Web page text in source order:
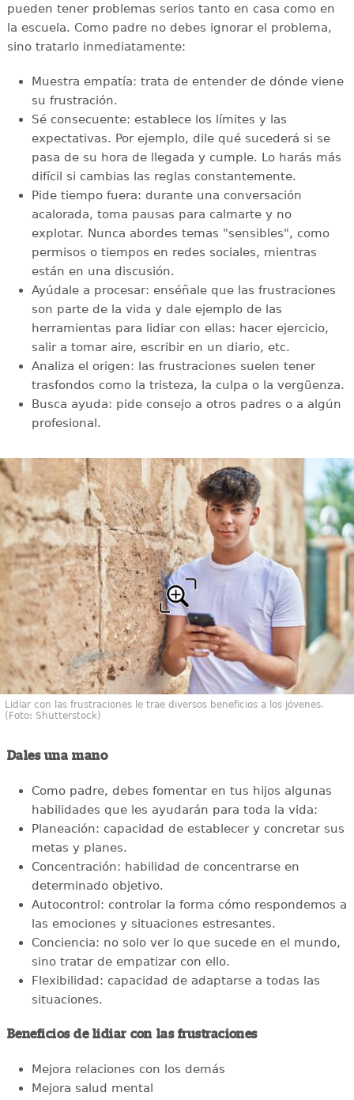
pueden tener problemas serios tanto en casa como en
la escuela. Como padre no debes ignorar el problema,
sino tratarlo inmediatamente:
Muestra empatía: trata de entender de dónde viene
su frustración.
Sé consecuente: establece los límites y las
expectativas. Por ejemplo, dile qué sucederá si se
pasa de su hora de llegada y cumple. Lo harás más
difícil si cambias las reglas constantemente.
Pide tiempo fuera: durante una conversación
acalorada, toma pausas para calmarte y no
explotar. Nunca abordes temas "sensibles", como
permisos o tiempos en redes sociales, mientras
están en una discusión.
Ayúdale a procesar: enséñale que las frustraciones
son parte de la vida y dale ejemplo de las
herramientas para lidiar con ellas: hacer ejercicio,
salir a tomar aire, escribir en un diario, etc.
Analiza el origen: las frustraciones suelen tener
trasfondos como la tristeza, la culpa o la vergüenza.
Busca ayuda: pide consejo a otros padres o a algún
profesional.
Lidiar con las frustraciones le trae diversos beneficios a los jóvenes.
(Foto: Shutterstock)
Dales una mano
Como padre, debes fomentar en tus hijos algunas
habilidades que les ayudarán para toda la vida:
Planeación: capacidad de establecer y concretar sus
metas y planes.
Concentración: habilidad de concentrarse en
determinado objetivo.
Autocontrol: controlar la forma cómo respondemos a
las emociones y situaciones estresantes.
Conciencia: no solo ver lo que sucede en el mundo,
sino tratar de empatizar con ello.
Flexibilidad: capacidad de adaptarse a todas las
situaciones.
Beneficios de lidiar con las frustraciones
Mejora relaciones con los demás
Mejora salud mental